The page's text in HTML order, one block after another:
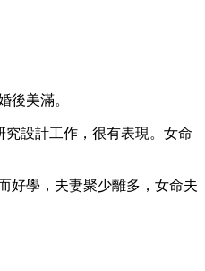
後美滿。
設計工作，很有表現。女命
好學，夫妻聚少離多，女命夫